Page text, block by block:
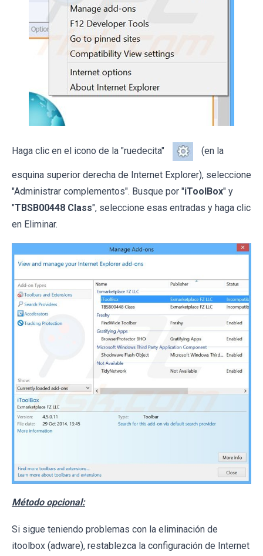
Haga clic en el icono de la "ruedecita" (en la
esquina superior derecha de Internet Explorer), seleccione
"Administrar complementos". Busque por "iToolBox" y
"TBSB00448 Class", seleccione esas entradas y haga clic
en Eliminar.
Método opcional:
Si sigue teniendo problemas con la eliminación de
itoolbox (adware), restablezca la configuración de Internet